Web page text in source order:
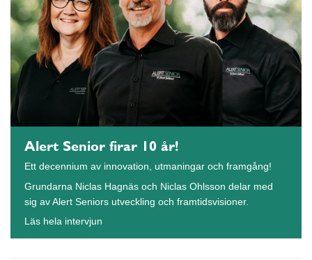
Alert Senior firar 10 år!
Ett decennium av innovation, utmaningar och framgång!
Grundarna Niclas Hagnäs och Niclas Ohlsson delar med
sig av Alert Seniors utveckling och framtidsvisioner.
Läs hela intervjun